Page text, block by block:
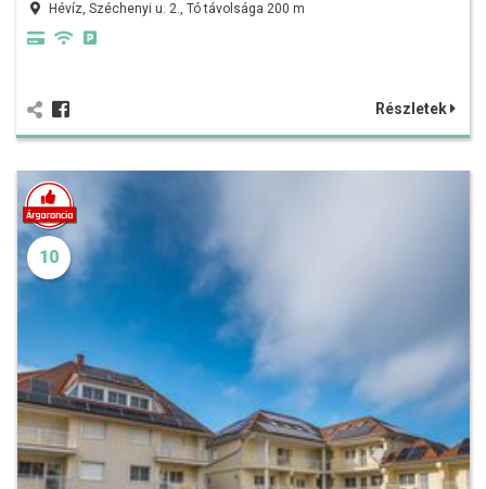
Hévíz, Széchenyi u. 2., Tó távolsága 200 m
Részletek
10